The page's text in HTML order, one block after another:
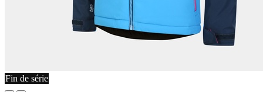
Fin de série